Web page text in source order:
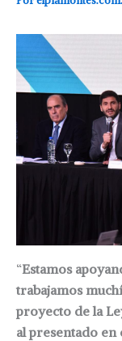
“Estamos
trabajamos
proyecto de la
al presentado